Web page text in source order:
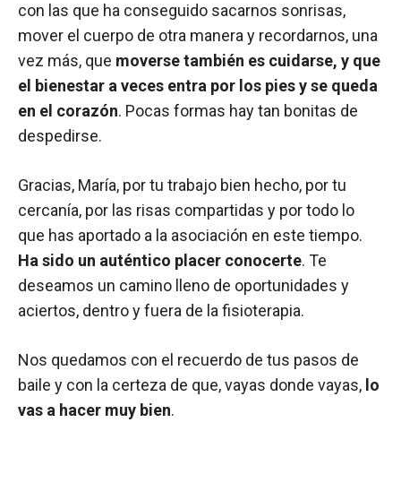
con las que ha conseguido sacarnos sonrisas,
mover el cuerpo de otra manera y recordarnos, una
vez más, que moverse también es cuidarse, y que
el bienestar a veces entra por los pies y se queda
en el corazón. Pocas formas hay tan bonitas de
despedirse.
Gracias, María, por tu trabajo bien hecho, por tu
cercanía, por las risas compartidas y por todo lo
que has aportado a la asociación en este tiempo.
Ha sido un auténtico placer conocerte. Te
deseamos un camino lleno de oportunidades y
aciertos, dentro y fuera de la fisioterapia.
Nos quedamos con el recuerdo de tus pasos de
baile y con la certeza de que, vayas donde vayas, lo
vas a hacer muy bien.